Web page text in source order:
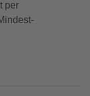
per